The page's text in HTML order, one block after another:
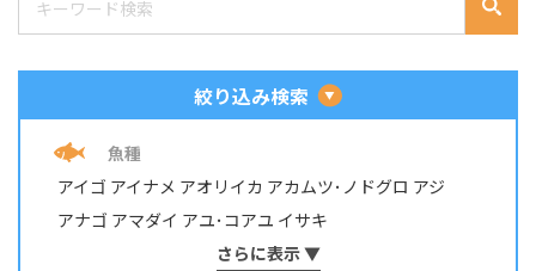
絞り込み検索
魚種
アイゴ アイナメ アオリイカ アカムツ･ノドグロ アジ
アナゴ アマダイ アユ･コアユ イサキ
イシダイ・イシガキダイイスズミイトヨリダイ
さらに表示 ▼